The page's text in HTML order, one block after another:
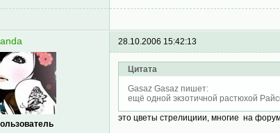
28.10.2006 15:42:13
Цитата
Gasaz Gasaz пишет:
ещё одной экзотичной растюхой
это цветы стрелициии, многие на